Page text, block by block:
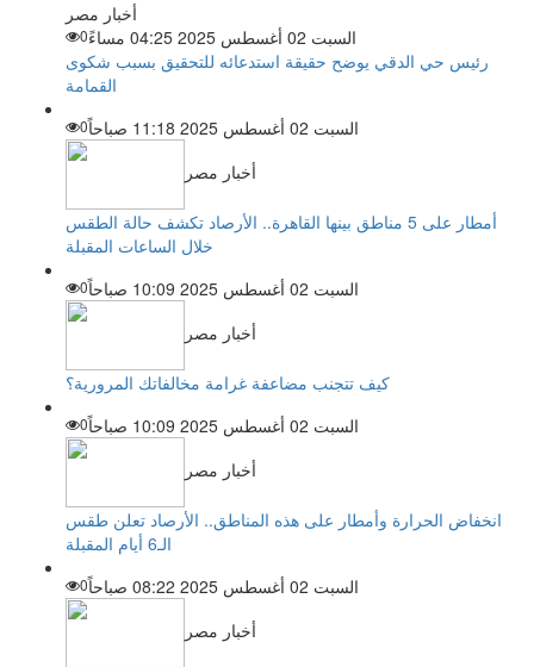
أخبار مصر
السبت 02 أغسطس 2025 04:25 مساءً
0
رئيس حي الدقي يوضح حقيقة استدعائه للتحقيق بسبب شكوى
القمامة
السبت 02 أغسطس 2025 11:18 صباحاً
0
أخبار مصر
أمطار على 5 مناطق بينها القاهرة.. الأرصاد تكشف حالة الطقس
خلال الساعات المقبلة
السبت 02 أغسطس 2025 10:09 صباحاً
0
أخبار مصر
كيف تتجنب مضاعفة غرامة مخالفاتك المرورية؟
السبت 02 أغسطس 2025 10:09 صباحاً
0
أخبار مصر
انخفاض الحرارة وأمطار على هذه المناطق.. الأرصاد تعلن طقس
الـ6 أيام المقبلة
السبت 02 أغسطس 2025 08:22 صباحاً
0
أخبار مصر